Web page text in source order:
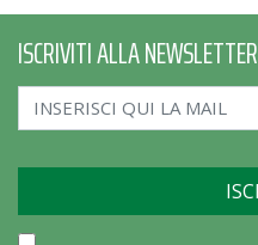
ISCRIVITI ALLA NEWSLETTER